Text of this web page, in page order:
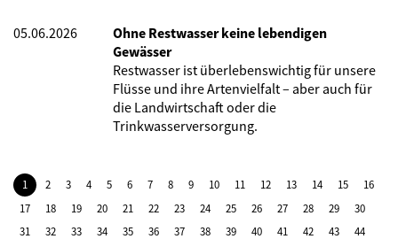
05.06.2026
Ohne Restwasser keine lebendigen
Gewässer
Restwasser ist überlebenswichtig für unsere
Flüsse und ihre Artenvielfalt – aber auch für
die Landwirtschaft oder die
Trinkwasserversorgung.
1 2 3 4 5 6 7 8 9 10 11 12 13 14 15
16
17
18 19 20 21 22 23 24 25 26 27 28 29
30
31
32 33 34 35 36 37 38 39 40 41 42 43
44